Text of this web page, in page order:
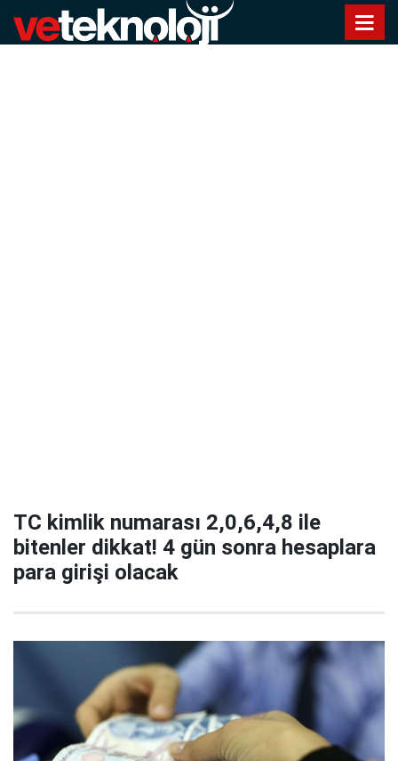
TC kimlik numarası 2,0,6,4,8 ile
bitenler dikkat! 4 gün sonra hesaplara
para girişi olacak